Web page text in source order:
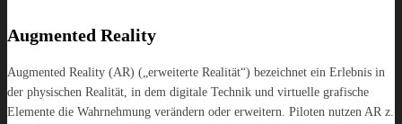
Augmented Reality
Augmented Reality (AR) („erweiterte Realität“) bezeichnet ein Erlebnis in
der physischen Realität, in dem digitale Technik und virtuelle grafische
Elemente die Wahrnehmung verändern oder erweitern. Piloten nutzen AR z.